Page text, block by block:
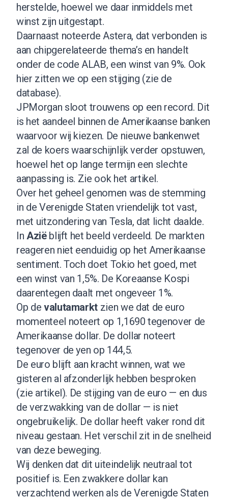
herstelde, hoewel we daar inmiddels met
winst zijn uitgestapt.
Daarnaast noteerde Astera, dat verbonden is
aan chipgerelateerde thema’s en handelt
onder de code ALAB, een winst van 9%. Ook
hier zitten we op een stijging (zie de
database).
JPMorgan sloot trouwens op een record. Dit
is het aandeel binnen de Amerikaanse banken
waarvoor wij kiezen. De nieuwe bankenwet
zal de koers waarschijnlijk verder opstuwen,
hoewel het op lange termijn een slechte
aanpassing is. Zie ook het artikel.
Over het geheel genomen was de stemming
in de Verenigde Staten vriendelijk tot vast,
met uitzondering van Tesla, dat licht daalde.
In Azië blijft het beeld verdeeld. De markten
reageren niet eenduidig op het Amerikaanse
sentiment. Toch doet Tokio het goed, met
een winst van 1,5%. De Koreaanse Kospi
daarentegen daalt met ongeveer 1%.
Op de valutamarkt zien we dat de euro
momenteel noteert op 1,1690 tegenover de
Amerikaanse dollar. De dollar noteert
tegenover de yen op 144,5.
De euro blijft aan kracht winnen, wat we
gisteren al afzonderlijk hebben besproken
(zie artikel). De stijging van de euro — en dus
de verzwakking van de dollar — is niet
ongebruikelijk. De dollar heeft vaker rond dit
niveau gestaan. Het verschil zit in de snelheid
van deze beweging.
Wij denken dat dit uiteindelijk neutraal tot
positief is. Een zwakkere dollar kan
verzachtend werken als de Verenigde Staten